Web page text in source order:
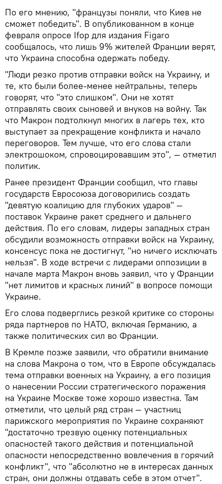
По его мнению, "французы поняли, что Киев не
сможет победить". В опубликованном в конце
февраля опросе Ifop для издания Figaro
сообщалось, что лишь 9% жителей Франции верят,
что Украина способна одержать победу.
"Люди резко против отправки войск на Украину, и
те, кто были более-менее нейтральны, теперь
говорят, что "это слишком". Они не хотят
отправлять своих сыновей и внуков на войну. Так
что Макрон подтолкнул многих в лагерь тех, кто
выступает за прекращение конфликта и начало
переговоров. Тем лучше, что его слова стали
электрошоком, спровоцировавшим это", — отметил
политик.
Ранее президент Франции сообщил, что главы
государств Евросоюза договорились создать
"девятую коалицию для глубоких ударов" —
поставок Украине ракет среднего и дальнего
действия. По его словам, лидеры западных стран
обсудили возможность отправки войск на Украину,
консенсус пока не достигнут, "но ничего исключать
нельзя". В ходе встречи с лидерами оппозиции в
начале марта Макрон вновь заявил, что у Франции
"нет лимитов и красных линий" в вопросе помощи
Украине.
Его слова подверглись резкой критике со стороны
ряда партнеров по НАТО, включая Германию, а
также политических сил во Франции.
В Кремле позже заявили, что обратили внимание
на слова Макрона о том, что в Европе обсуждалась
тема отправки военных на Украину, а его позиция
о нанесении России стратегического поражения
на Украине Москве тоже хорошо известна. Там
отметили, что целый ряд стран — участниц
парижского мероприятия по Украине сохраняют
"достаточно трезвую оценку потенциальных
опасностей такого действия и потенциальной
опасности непосредственно вовлечения в горячий
конфликт", что "абсолютно не в интересах данных
стран, они должны отдавать себе в этом отчет".